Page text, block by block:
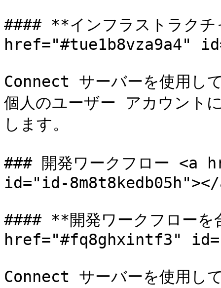
#### **インフラストラク
href="#tue1b8vza9a4"
Connect サーバーを使用し
個人のユーザー アカウント
します。
### 開発ワークフロー <a
id="id-8m8t8kedb05h"></
#### **開発ワークフロー
href="#fq8ghxintf3"
Connect サーバーを使用し